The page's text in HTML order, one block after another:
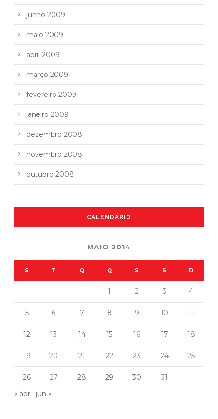
junho 2009
maio 2009
abril 2009
março 2009
fevereiro 2009
janeiro 2009
dezembro 2008
novembro 2008
outubro 2008
CALENDÁRIO
MAIO 2014
S T Q Q S S D
1 2 3 4
5 6 7 8 9 10 11
12 13 14 15 16 17 18
19 20 21 22 23 24 25
26 27 28 29 30
31
« abr
jun »